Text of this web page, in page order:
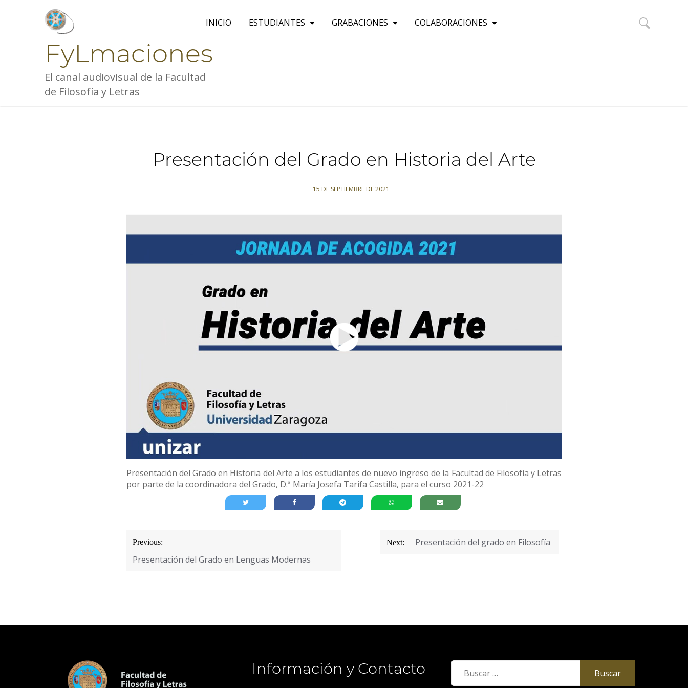
FyLmaciones
El canal audiovisual de la Facultad
de Filosofía y Letras
INICIO ESTUDIANTES GRABACIONES COLABORACIONES
Presentación del Grado en Historia del Arte
15 DE SEPTIEMBRE DE 2021
Presentación del Grado en Historia del Arte a los estudiantes de nuevo ingreso de la Facultad de Filosofía y Letras
por parte de la coordinadora del Grado, D.ª María Josefa Tarifa Castilla, para el curso 2021-22
Navegación
de
Previous:
Presentación del Grado en Lenguas Modernas
Next: Presentación del grado en Filosofía
Información y Contacto Buscar: